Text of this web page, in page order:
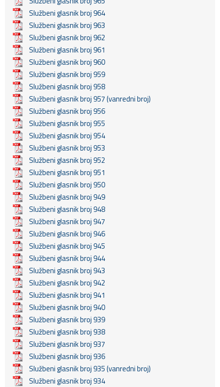
Službeni glasnik broj 964
Službeni glasnik broj 963
Službeni glasnik broj 962
Službeni glasnik broj 961
Službeni glasnik broj 960
Službeni glasnik broj 959
Službeni glasnik broj 958
Službeni glasnik broj 957 (vanredni broj)
Službeni glasnik broj 956
Službeni glasnik broj 955
Službeni glasnik broj 954
Službeni glasnik broj 953
Službeni glasnik broj 952
Službeni glasnik broj 951
Službeni glasnik broj 950
Službeni glasnik broj 949
Službeni glasnik broj 948
Službeni glasnik broj 947
Službeni glasnik broj 946
Službeni glasnik broj 945
Službeni glasnik broj 944
Službeni glasnik broj 943
Službeni glasnik broj 942
Službeni glasnik broj 941
Službeni glasnik broj 940
Službeni glasnik broj 939
Službeni glasnik broj 938
Službeni glasnik broj 937
Službeni glasnik broj 936
Službeni glasnik broj 935 (vanredni broj)
Službeni glasnik broj 934